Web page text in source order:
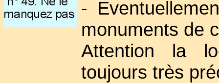
-
monuments de
Attention la
toujours très